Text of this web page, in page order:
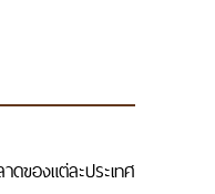
ของแต่ละประเทศ